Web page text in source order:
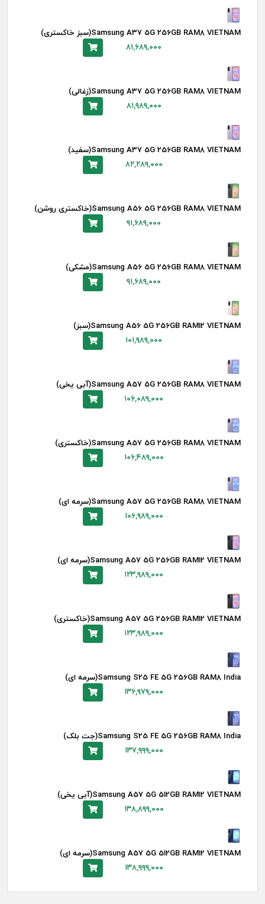
Samsung A37 5G 256GB RAM8 VIETNAM(سبز خاکستری)
۸۱,۶۸۹,۰۰۰
Samsung A37 5G 256GB RAM8 VIETNAM(زغالی)
۸۱,۹۸۹,۰۰۰
Samsung A37 5G 256GB RAM8 VIETNAM(سفید)
۸۲,۲۸۹,۰۰۰
Samsung A56 5G 256GB RAM8 VIETNAM(خاکستری روشن)
۹۱,۶۸۹,۰۰۰
Samsung A56 5G 256GB RAM8 VIETNAM(مشکی)
۹۱,۶۸۹,۰۰۰
Samsung A56 5G 256GB RAM12 VIETNAM(سبز)
۱۰۱,۹۸۹,۰۰۰
Samsung A57 5G 256GB RAM8 VIETNAM(آبی یخی)
۱۰۶,۰۸۹,۰۰۰
Samsung A57 5G 256GB RAM8 VIETNAM(خاکستری)
۱۰۶,۴۸۹,۰۰۰
Samsung A57 5G 256GB RAM8 VIETNAM(سرمه ای)
۱۰۶,۹۸۹,۰۰۰
Samsung A57 5G 256GB RAM12 VIETNAM(سرمه ای)
۱۲۳,۹۸۹,۰۰۰
Samsung A57 5G 256GB RAM12 VIETNAM(خاکستری)
۱۲۳,۹۸۹,۰۰۰
Samsung S25 FE 5G 256GB RAM8 India(سرمه ای)
۱۳۶,۹۷۹,۰۰۰
Samsung S25 FE 5G 256GB RAM8 India(جت بلک)
۱۳۷,۹۹۹,۰۰۰
Samsung A57 5G 512GB RAM12 VIETNAM(آبی یخی)
۱۳۸,۸۹۹,۰۰۰
Samsung A57 5G 512GB RAM12 VIETNAM(سرمه ای)
۱۳۸,۹۹۹,۰۰۰